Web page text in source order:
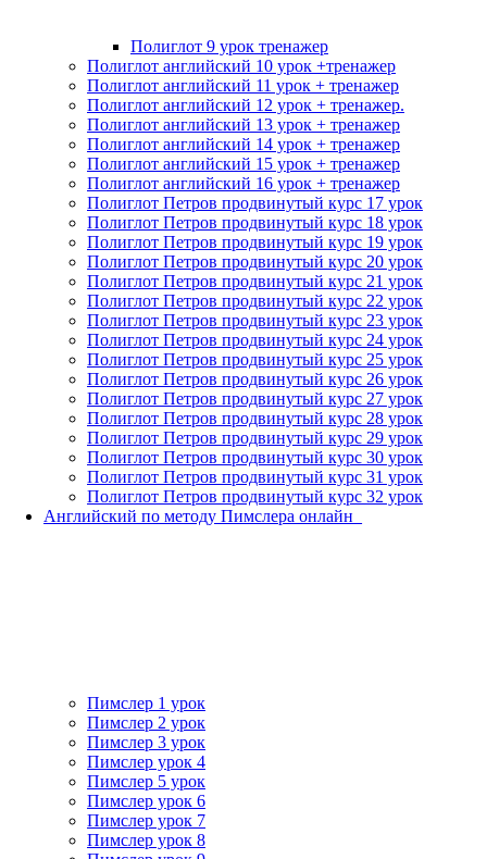
Полиглот 9 урок тренажер
Полиглот английский 10 урок +тренажер
Полиглот английский 11 урок + тренажер
Полиглот английский 12 урок + тренажер.
Полиглот английский 13 урок + тренажер
Полиглот английский 14 урок + тренажер
Полиглот английский 15 урок + тренажер
Полиглот английский 16 урок + тренажер
Полиглот Петров продвинутый курс 17 урок
Полиглот Петров продвинутый курс 18 урок
Полиглот Петров продвинутый курс 19 урок
Полиглот Петров продвинутый курс 20 урок
Полиглот Петров продвинутый курс 21 урок
Полиглот Петров продвинутый курс 22 урок
Полиглот Петров продвинутый курс 23 урок
Полиглот Петров продвинутый курс 24 урок
Полиглот Петров продвинутый курс 25 урок
Полиглот Петров продвинутый курс 26 урок
Полиглот Петров продвинутый курс 27 урок
Полиглот Петров продвинутый курс 28 урок
Полиглот Петров продвинутый курс 29 урок
Полиглот Петров продвинутый курс 30 урок
Полиглот Петров продвинутый курс 31 урок
Полиглот Петров продвинутый курс 32 урок
Английский по методу Пимслера онлайн_
Пимслер 1 урок
Пимслер 2 урок
Пимслер 3 урок
Пимслер урок 4
Пимслер 5 урок
Пимслер урок 6
Пимслер урок 7
Пимслер урок 8